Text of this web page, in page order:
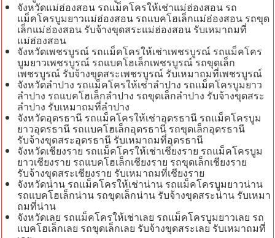
จังหวัดแม่ฮ่องสอน รถแม็คโครให้เช่าแม่ฮ่องสอน รถ
แม็คโครบูมยาวแม่ฮ่องสอน รถแบคโฮเล็กแม่ฮ่องสอน รถขุด
เล็กแม่ฮ่องสอน รับจ้างขุดสระแม่ฮ่องสอน รับเหมาถมที่
แม่ฮ่องสอน
จังหวัดเพชรบูรณ์ รถแม็คโครให้เช่าเพชรบูรณ์ รถแม็คโคร
บูมยาวเพชรบูรณ์ รถแบคโฮเล็กเพชรบูรณ์ รถขุดเล็ก
เพชรบูรณ์ รับจ้างขุดสระเพชรบูรณ์ รับเหมาถมที่เพชรบูรณ์
จังหวัดลำปาง รถแม็คโครให้เช่าลำปาง รถแม็คโครบูมยาว
ลำปาง รถแบคโฮเล็กลำปาง รถขุดเล็กลำปาง รับจ้างขุดสระ
ลำปาง รับเหมาถมที่ลำปาง
จังหวัดอุดรธานี รถแม็คโครให้เช่าอุดรธานี รถแม็คโครบูม
ยาวอุดรธานี รถแบคโฮเล็กอุดรธานี รถขุดเล็กอุดรธานี
รับจ้างขุดสระอุดรธานี รับเหมาถมที่อุดรธานี
จังหวัดเชียงราย รถแม็คโครให้เช่าเชียงราย รถแม็คโครบูม
ยาวเชียงราย รถแบคโฮเล็กเชียงราย รถขุดเล็กเชียงราย
รับจ้างขุดสระเชียงราย รับเหมาถมที่เชียงราย
จังหวัดน่าน รถแม็คโครให้เช่าน่าน รถแม็คโครบูมยาวน่าน
รถแบคโฮเล็กน่าน รถขุดเล็กน่าน รับจ้างขุดสระน่าน รับเหมา
ถมที่น่าน
จังหวัดเลย รถแม็คโครให้เช่าเลย รถแม็คโครบูมยาวเลย รถ
แบคโฮเล็กเลย รถขุดเล็กเลย รับจ้างขุดสระเลย รับเหมาถมที่